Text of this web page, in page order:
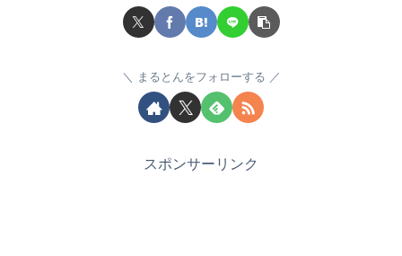
まるとんをフォローする
スポンサーリンク